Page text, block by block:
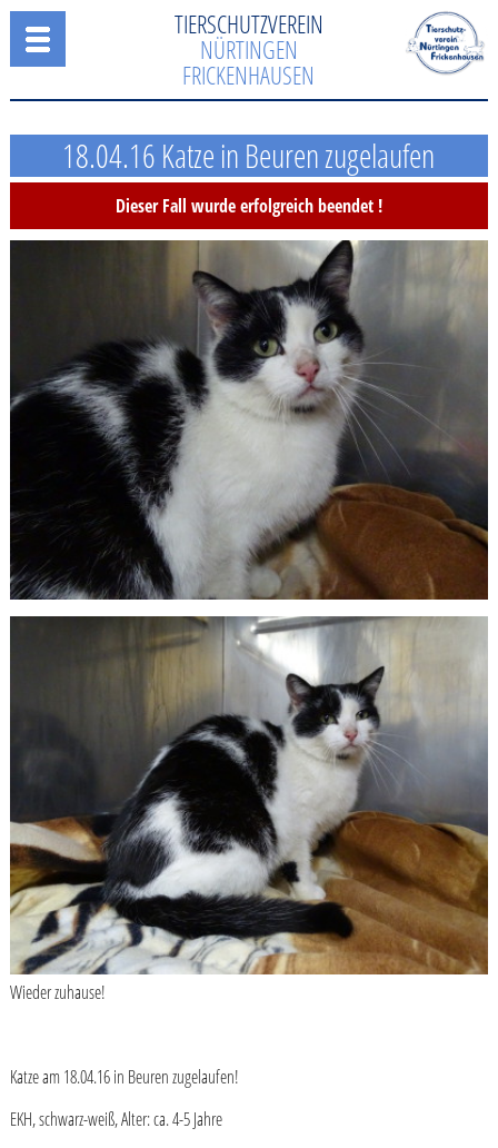
TIERSCHUTZVEREIN
NÜRTINGEN
FRICKENHAUSEN
18.04.16 Katze in Beuren zugelaufen
Dieser Fall wurde erfolgreich beendet !
Wieder zuhause!
Katze am 18.04.16 in Beuren zugelaufen!
EKH, schwarz-weiß, Alter: ca. 4-5 Jahre